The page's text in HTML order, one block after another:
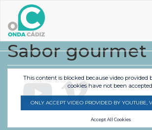
contenido
principal
Sabor gourmet
This content is blocked because video provided
cookies have not been accepted.
ONLY ACCEPT VIDEO PROVIDED BY YOUTUBE,
Accept All Cookies